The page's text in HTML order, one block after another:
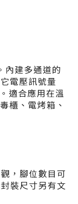
內建多通道的
電壓訊號量
適合應用在溫
櫃、電烤箱、
，腳位數目可
裝尺寸另有文